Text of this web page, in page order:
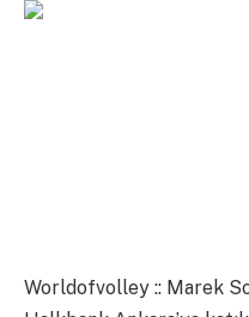
Worldofvolley :: Marek